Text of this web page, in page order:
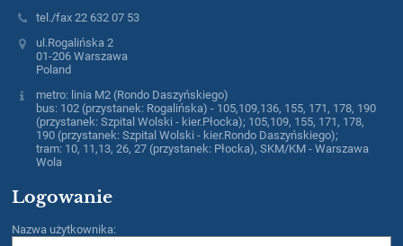
tel./fax 22 632 07 53
ul.Rogalińska 2
01-206 Warszawa
Poland
metro: linia M2 (Rondo Daszyńskiego)
bus: 102 (przystanek: Rogalińska) - 105,109,136, 155, 171, 178, 190
(przystanek: Szpital Wolski - kier.Płocka); 105,109, 155, 171, 178,
190 (przystanek: Szpital Wolski - kier.Rondo Daszyńskiego);
tram: 10, 11,13, 26, 27 (przystanek: Płocka), SKM/KM - Warszawa
Wola
Logowanie
Nazwa użytkownika: